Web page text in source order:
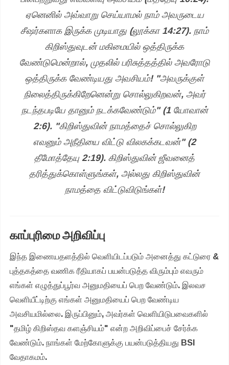
ஏனெனில் அவ்வாறு செய்யாமல் நாம் அவருடைய
சீஷர்களாக இருக்க முடியாது (லூக்கா 14:27). நாம்
கிறிஸ்துவுடன் மகிமையில் ஒத்திருக்க
வேண்டுமென்றால், முதலில் பரிசுத்தத்தில் அவரோடு
ஒத்திருக்க வேண்டியது அவசியம்! "அவருக்குள்
நிலைத்திருக்கிறேனென்று சொல்லுகிறவன், அவர்
நடந்தபடியே தானும் நடக்கவேண்டும்" (1 யோவான்
2:6). "கிறிஸ்துவின் நாமத்தைச் சொல்லுகிற
எவனும் அநீதியை விட்டு விலகக்கடவன்" (2
தீமோத்தேயு 2:19). கிறிஸ்துவின் ஜீவனைத்
தரித்துக்கொள்ளுங்கள், அல்லது கிறிஸ்துவின்
நாமத்தை விட்டுவிடுங்கள்!
காப்புரிமை அறிவிப்பு
இந்த இணையதளத்தில் வெளியிடப்படும் அனைத்து கட்டுரை &
புத்தகத்தை வணிக ரீதியாகப் பயன்படுத்த விரும்பும் எவரும்
எங்கள் எழுத்துப்பூர்வ அனுமதியைப் பெற வேண்டும். இலவச
வெளியீட்டிற்கு எங்கள் அனுமதியைப் பெற வேண்டிய
அவசியமில்லை. இருப்பினும், அவர்கள் வெளியிடுபவைகளில்
"தமிழ் கிறிஸ்தவ களஞ்சியம்" என்ற அறிவிப்பைச் சேர்க்க
வேண்டும். நாங்கள் மேற்கோளுக்கு பயன்படுத்தியது BSI
வேதாகமம்.